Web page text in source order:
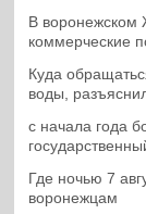
В
коммерческие
Куда
воды,
с начала года
Где ночью 7
воронежцам